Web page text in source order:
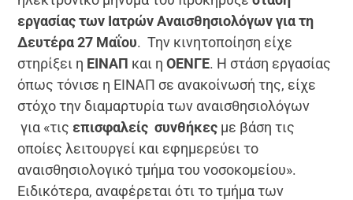
εργασίας των Ιατρών Αναισθησιολόγων για τη
Δευτέρα 27 Μαΐου. Την κινητοποίηση είχε
στηρίξει η ΕΙΝΑΠ και η ΟΕΝΓΕ. Η στάση εργασίας
όπως τόνισε η ΕΙΝΑΠ σε ανακοίνωσή της, είχε
στόχο την διαμαρτυρία των αναισθησιολόγων
για «τις επισφαλείς συνθήκες με βάση τις
οποίες λειτουργεί και εφημερεύει το
αναισθησιολογικό τμήμα του νοσοκομείου».
Ειδικότερα, αναφέρεται ότι το τμήμα των